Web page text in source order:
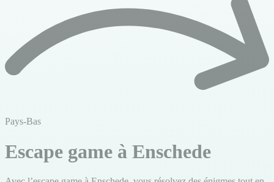
Pays-Bas
Escape game à Enschede